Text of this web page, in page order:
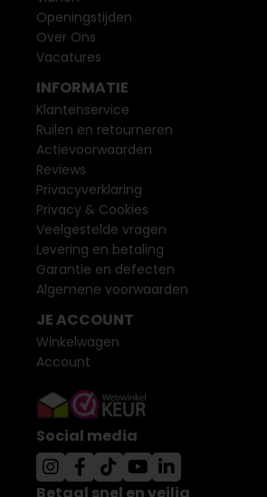
Openingstijden
Over Ons
Vacatures
INFORMATIE
Klantenservice
Ruilen en retourneren
Actievoorwaarden
Reviews
Privacyverklaring
Privacy & Cookies
Veelgestelde vragen
Levering en betaling
Garantie en defecten
Algemene voorwaarden
JE ACCOUNT
Winkelwagen
Account
Social media
Betaal snel en veilig